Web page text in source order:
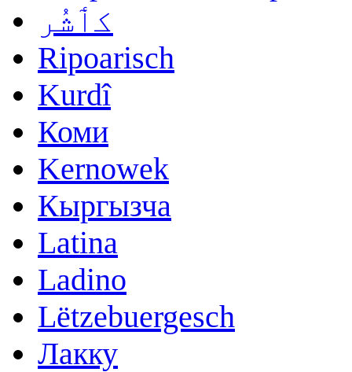
کٲشُر
Ripoarisch
Kurdî
Коми
Kernowek
Кыргызча
Latina
Ladino
Lëtzebuergesch
Лакку